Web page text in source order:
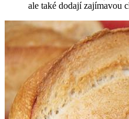
ale také⁣ dodají zajímavou